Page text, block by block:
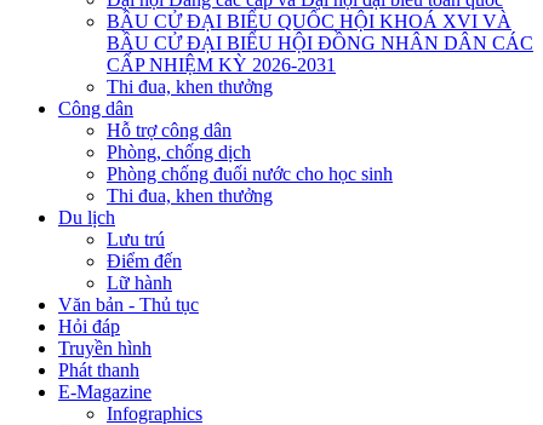
BẦU CỬ ĐẠI BIỂU QUỐC HỘI KHOÁ XVI VÀ
BẦU CỬ ĐẠI BIỂU HỘI ĐỒNG NHÂN DÂN CÁC
CẤP NHIỆM KỲ 2026-2031
Thi đua, khen thưởng
Công dân
Hỗ trợ công dân
Phòng, chống dịch
Phòng chống đuối nước cho học sinh
Thi đua, khen thưởng
Du lịch
Lưu trú
Điểm đến
Lữ hành
Văn bản - Thủ tục
Hỏi đáp
Truyền hình
Phát thanh
E-Magazine
Infographics